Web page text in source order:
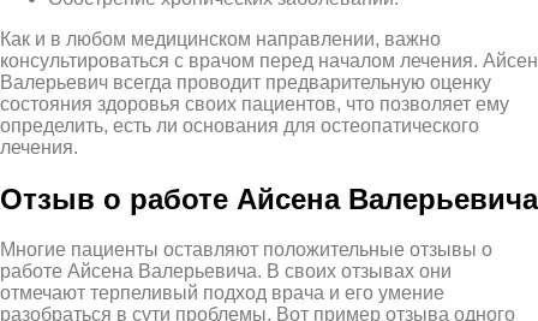
Как и в любом медицинском направлении, важно
консультироваться с врачом перед началом лечения. Айсен
Валерьевич всегда проводит предварительную оценку
состояния здоровья своих пациентов, что позволяет ему
определить, есть ли основания для остеопатического
лечения.
Отзыв о работе Айсена Валерьевича
Многие пациенты оставляют положительные отзывы о
работе Айсена Валерьевича. В своих отзывах они
отмечают терпеливый подход врача и его умение
разобраться в сути проблемы. Вот пример отзыва одного